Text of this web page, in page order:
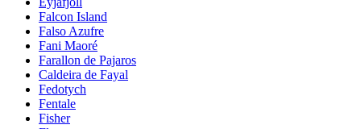
Falcon Island
Falso Azufre
Fani Maoré
Farallon de Pajaros
Caldeira de Fayal
Fedotych
Fentale
Fisher